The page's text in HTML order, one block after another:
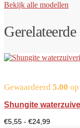
Bekijk alle modellen
Gewaardeerd 5.00
Shungite
€5,55 - €24,99